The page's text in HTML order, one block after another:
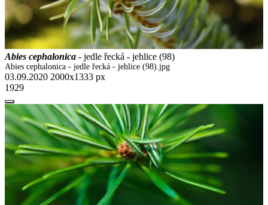
Abies cephalonica - jedle řecká - jehlice (98)
Abies cephalonica - jedle řecká - jehlice (98).jpg
03.09.2020 2000x1333 px
1929